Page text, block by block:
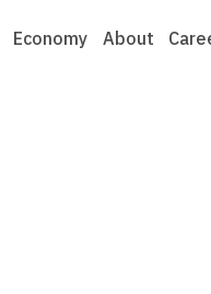
Economy About